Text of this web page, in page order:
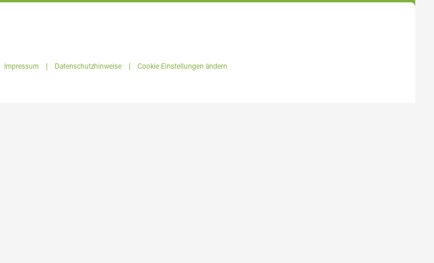
Impressum| Datenschutzhinweise| Cookie Einstellungen ändern